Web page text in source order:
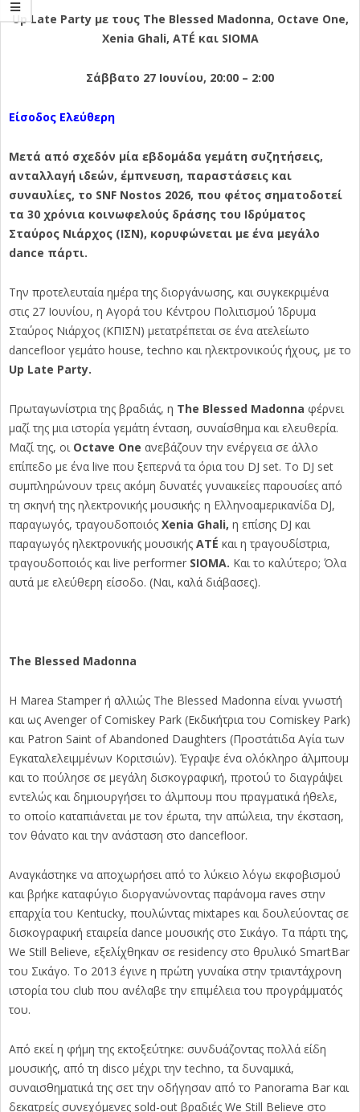
Up Late Party με τους Τhe Blessed Madonna, Octave One,
Xenia Ghali, ATÉ και SIOMA
Σάββατο 27 Ιουνίου, 20:00 – 2:00
Είσοδος Ελεύθερη
Μετά από σχεδόν μία εβδομάδα γεμάτη συζητήσεις,
ανταλλαγή ιδεών, έμπνευση, παραστάσεις και
συναυλίες, το SNF Nostos 2026, που φέτος σηματοδοτεί
τα 30 χρόνια κοινωφελούς δράσης του Ιδρύματος
Σταύρος Νιάρχος (ΙΣΝ), κορυφώνεται με ένα μεγάλο
dance πάρτι.
Την προτελευταία ημέρα της διοργάνωσης, και συγκεκριμένα
στις 27 Ιουνίου, η Αγορά του Kέντρου Πολιτισμού Ίδρυμα
Σταύρος Νιάρχος (ΚΠΙΣΝ) μετατρέπεται σε ένα ατελείωτο
dancefloor γεμάτο house, techno και ηλεκτρονικούς ήχους, με το
Up Late Party.
Πρωταγωνίστρια της βραδιάς, η The Blessed Madonna φέρνει
μαζί της μια ιστορία γεμάτη ένταση, συναίσθημα και ελευθερία.
Μαζί της, οι Octave One ανεβάζουν την ενέργεια σε άλλο
επίπεδο με ένα live που ξεπερνά τα όρια του DJ set. To DJ set
συμπληρώνουν τρεις ακόμη δυνατές γυναικείες παρουσίες από
τη σκηνή της ηλεκτρονικής μουσικής: η Ελληνοαμερικανίδα DJ,
παραγωγός, τραγουδοποιός Xenia Ghali, η επίσης DJ και
παραγωγός ηλεκτρονικής μουσικής ATÉ και η τραγουδίστρια,
τραγουδοποιός και live performer SIOMA. Kαι το καλύτερο; Όλα
αυτά με ελεύθερη είσοδο. (Ναι, καλά διάβασες).
Τhe Blessed Madonna
Η Marea Stamper ή αλλιώς The Blessed Madonna είναι γνωστή
και ως Avenger of Comiskey Park (Εκδικήτρια του Comiskey Park)
και Patron Saint of Abandoned Daughters (Προστάτιδα Αγία των
Εγκαταλελειμμένων Κοριτσιών). Έγραψε ένα ολόκληρο άλμπουμ
και το πούλησε σε μεγάλη δισκογραφική, προτού το διαγράψει
εντελώς και δημιουργήσει το άλμπουμ που πραγματικά ήθελε,
το οποίο καταπιάνεται με τον έρωτα, την απώλεια, την έκσταση,
τον θάνατο και την ανάσταση στο dancefloor.
Αναγκάστηκε να αποχωρήσει από το λύκειο λόγω εκφοβισμού
και βρήκε καταφύγιο διοργανώνοντας παράνομα raves στην
επαρχία του Kentucky, πουλώντας mixtapes και δουλεύοντας σε
δισκογραφική εταιρεία dance μουσικής στο Σικάγο. Τα πάρτι της,
We Still Believe, εξελίχθηκαν σε residency στο θρυλικό SmartBar
του Σικάγο. Το 2013 έγινε η πρώτη γυναίκα στην τριαντάχρονη
ιστορία του club που ανέλαβε την επιμέλεια του προγράμματός
του.
Από εκεί η φήμη της εκτοξεύτηκε: συνδυάζοντας πολλά είδη
μουσικής, από τη disco μέχρι την techno, τα δυναμικά,
συναισθηματικά της σετ την οδήγησαν από το Panorama Bar και
δεκατρείς συνεχόμενες sold-out βραδιές We Still Believe στο